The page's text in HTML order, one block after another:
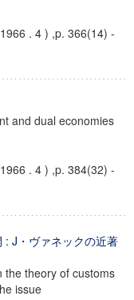
. 4 ) ,p. 366(14) -
and dual economies
. 4 ) ,p. 384(32) -
: J・ヴァネックの近著
the theory of customs
issue